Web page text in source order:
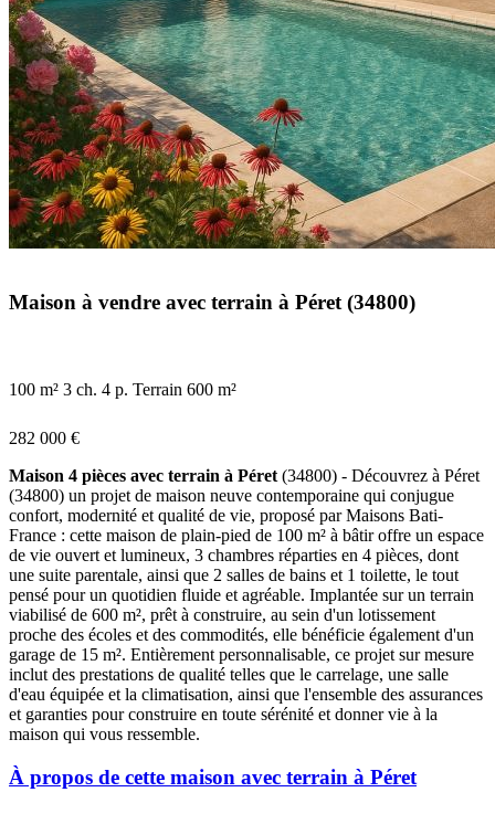
Maison à vendre avec terrain à Péret (34800)
100 m² 3 ch. 4 p. Terrain 600 m²
282 000 €
Maison 4 pièces avec terrain à Péret (34800) - Découvrez à Péret
(34800) un projet de maison neuve contemporaine qui conjugue
confort, modernité et qualité de vie, proposé par Maisons Bati-
France : cette maison de plain-pied de 100 m² à bâtir offre un espace
de vie ouvert et lumineux, 3 chambres réparties en 4 pièces, dont
une suite parentale, ainsi que 2 salles de bains et 1 toilette, le tout
pensé pour un quotidien fluide et agréable. Implantée sur un terrain
viabilisé de 600 m², prêt à construire, au sein d'un lotissement
proche des écoles et des commodités, elle bénéficie également d'un
garage de 15 m². Entièrement personnalisable, ce projet sur mesure
inclut des prestations de qualité telles que le carrelage, une salle
d'eau équipée et la climatisation, ainsi que l'ensemble des assurances
et garanties pour construire en toute sérénité et donner vie à la
maison qui vous ressemble.
À propos de cette maison avec terrain à Péret